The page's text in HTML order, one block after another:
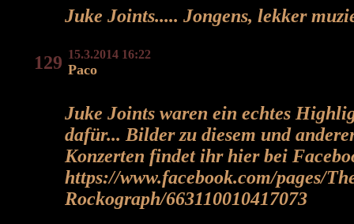
Juke Joints..... Jongens, lekker
129 15.3.2014 16:22
Paco
Juke Joints waren ein echtes
dafür... Bilder zu diesem und
Konzerten findet ihr hier bei
https://www.facebook.com/pages/
Rockograph/663110010417073